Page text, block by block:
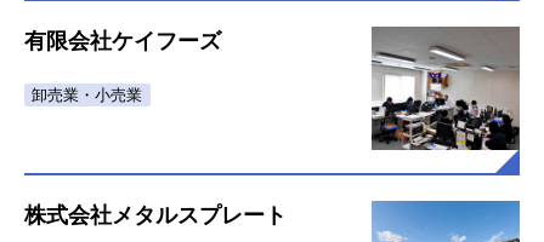
有限会社ケイフーズ
卸売業・小売業
株式会社メタルスプレート